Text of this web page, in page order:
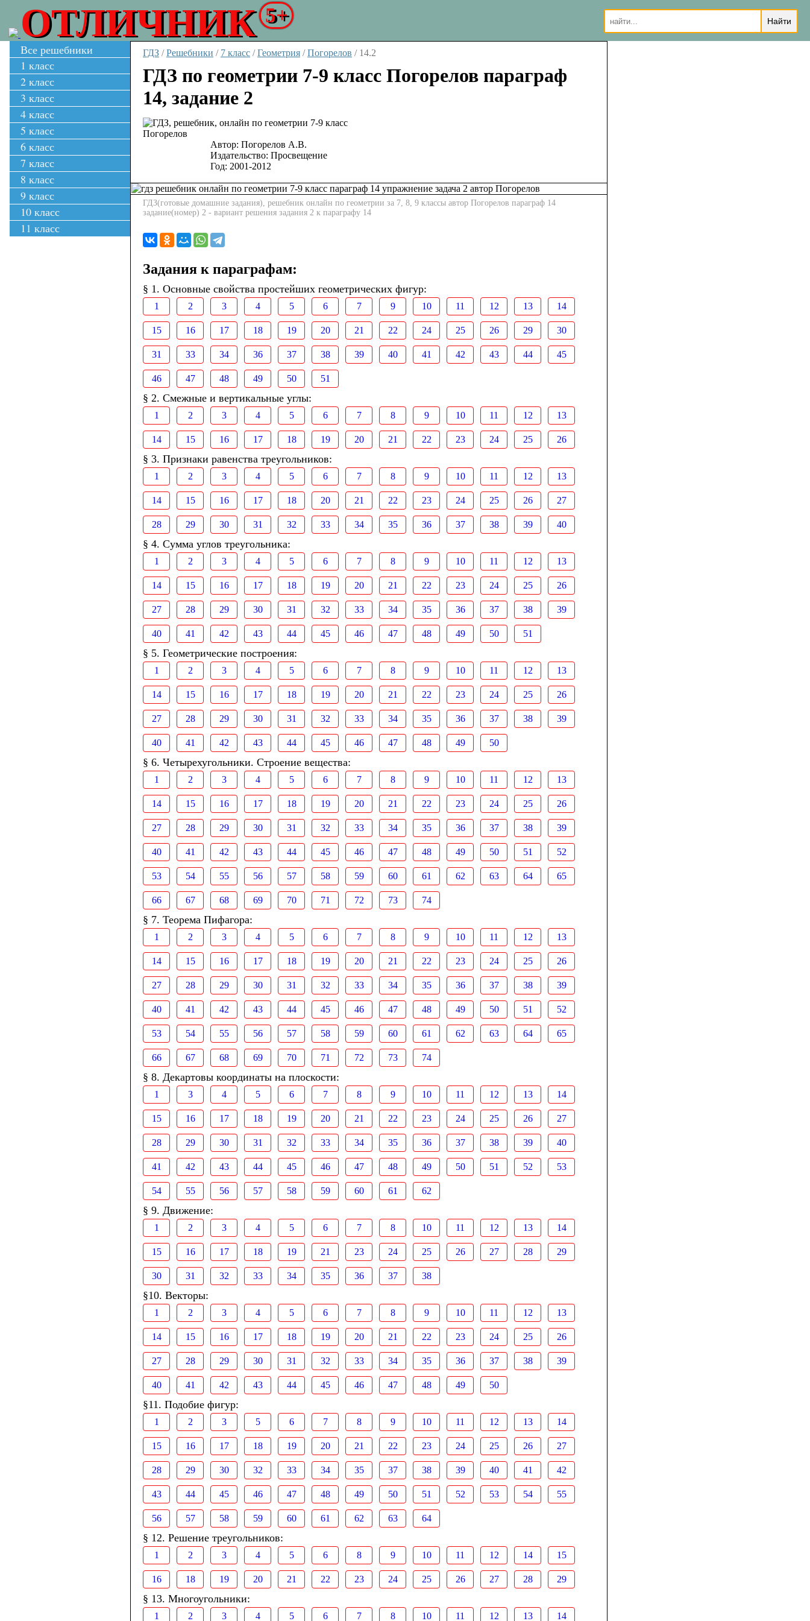
ОТЛИЧНИК 5+
Все решебники
1 класс
2 класс
3 класс
4 класс
5 класс
6 класс
7 класс
8 класс
9 класс
10 класс
11 класс
ГДЗ / Решебники / 7 класс / Геометрия / Погорелов / 14.2
ГДЗ по геометрии 7-9 класс Погорелов параграф
14, задание 2
Автор: Погорелов А.В.
Издательство: Просвещение
Год: 2001-2012
ГДЗ(готовые домашние задания), решебник онлайн по геометрии за 7, 8, 9 классы автор Погорелов параграф 14
задание(номер) 2 - вариант решения задания 2 к параграфу 14
Задания к параграфам:
§ 1. Основные свойства простейших геометрических фигур:
1 2 3 4 5 6 7 9 10 11 12 13 14
15 16 17 18 19 20 21 22 24 25 26 29 30
31 33 34 36 37 38 39 40 41 42 43 44 45
46 47 48 49 50 51
§ 2. Смежные и вертикальные углы:
1 2 3 4 5 6 7 8 9 10 11 12 13
14 15 16 17 18 19 20 21 22 23 24 25 26
§ 3. Признаки равенства треугольников:
1 2 3 4 5 6 7 8 9 10 11 12 13
14 15 16 17 18 20 21 22 23 24 25 26 27
28 29 30 31 32 33 34 35 36 37 38 39 40
§ 4. Сумма углов треугольника:
1 2 3 4 5 6 7 8 9 10 11 12 13
14 15 16 17 18 19 20 21 22 23 24 25 26
27 28 29 30 31 32 33 34 35 36 37 38 39
40 41 42 43 44 45 46 47 48 49 50 51
§ 5. Геометрические построения:
1 2 3 4 5 6 7 8 9 10 11 12 13
14 15 16 17 18 19 20 21 22 23 24 25 26
27 28 29 30 31 32 33 34 35 36 37 38 39
40 41 42 43 44 45 46 47 48 49 50
§ 6. Четырехугольники. Строение вещества:
1 2 3 4 5 6 7 8 9 10 11 12 13
14 15 16 17 18 19 20 21 22 23 24 25 26
27 28 29 30 31 32 33 34 35 36 37 38 39
40 41 42 43 44 45 46 47 48 49 50 51 52
53 54 55 56 57 58 59 60 61 62 63 64 65
66 67 68 69 70 71 72 73 74
§ 7. Теорема Пифагора:
1 2 3 4 5 6 7 8 9 10 11 12 13
14 15 16 17 18 19 20 21 22 23 24 25 26
27 28 29 30 31 32 33 34 35 36 37 38 39
40 41 42 43 44 45 46 47 48 49 50 51 52
53 54 55 56 57 58 59 60 61 62 63 64 65
66 67 68 69 70 71 72 73 74
§ 8. Декартовы координаты на плоскости:
1 3 4 5 6 7 8 9 10 11 12 13 14
15 16 17 18 19 20 21 22 23 24 25 26 27
28 29 30 31 32 33 34 35 36 37 38 39 40
41 42 43 44 45 46 47 48 49 50 51 52 53
54 55 56 57 58 59 60 61 62
§ 9. Движение:
1 2 3 4 5 6 7 8 10 11 12 13 14
15 16 17 18 19 21 23 24 25 26 27 28 29
30 31 32 33 34 35 36 37 38
§10. Векторы:
1 2 3 4 5 6 7 8 9 10 11 12 13
14 15 16 17 18 19 20 21 22 23 24 25 26
27 28 29 30 31 32 33 34 35 36 37 38 39
40 41 42 43 44 45 46 47 48 49 50
§11. Подобие фигур:
1 2 3 5 6 7 8 9 10 11 12 13 14
15 16 17 18 19 20 21 22 23 24 25 26 27
28 29 30 32 33 34 35 37 38 39 40 41 42
43 44 45 46 47 48 49 50 51 52 53 54 55
56 57 58 59 60 61 62 63 64
§ 12. Решение треугольников:
1 2 3 4 5 6 8 9 10 11 12 14 15
16 18 19 20 21 22 23 24 25 26 27 28 29
§ 13. Многоугольники:
1 2 3 4 5 6 7 8 10 11 12 13 14